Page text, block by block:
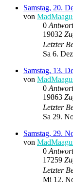
Samstag, 20.
von
0
19032
Letzter
Sa 6.
Samstag, 13.
von
0
19863
Letzter
Sa 29.
Samstag, 29.
von
0
17259
Letzter
Mi 12.